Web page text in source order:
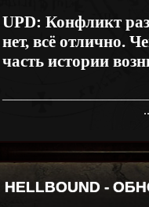
UPD: Конфликт
нет, всё отлично.
часть истории
HELLBOUND -